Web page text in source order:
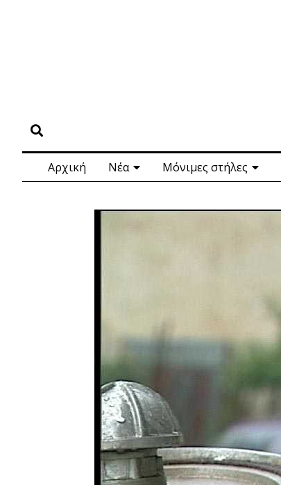
Αρχική Νέα Μόνιμες στήλες